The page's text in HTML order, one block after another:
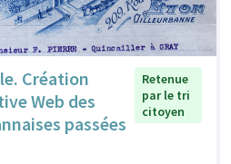
Création
Web des
passées
Retenue
par le tri
citoyen